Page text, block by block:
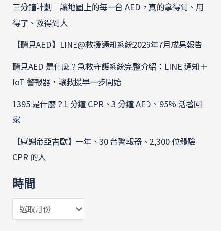
三分鐘計劃｜讓地圖上的每一台 AED，真的拿得到、用
得了、救得到人
【聽見AED】LINE@救援通知系統2026年7月成果報告
聽見AED 是什麼？急救守護系統完整介紹：LINE 通知＋
IoT 警報器，讓救援早一步開始
1395 是什麼？1 分鐘 CPR、3 分鐘 AED、95% 活著回
家
【感謝帝亞吉歐】一年、30 台警報器、2,300 位體驗
CPR 的人
時間